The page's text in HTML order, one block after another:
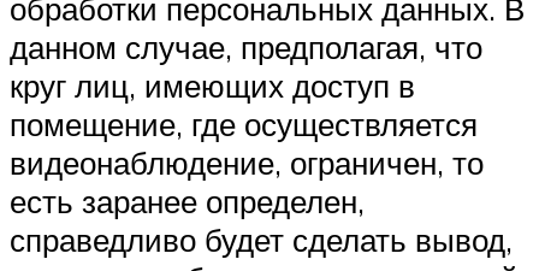
обработки персональных данных. В
данном случае, предполагая, что
круг лиц, имеющих доступ в
помещение, где осуществляется
видеонаблюдение, ограничен, то
есть заранее определен,
справедливо будет сделать вывод,